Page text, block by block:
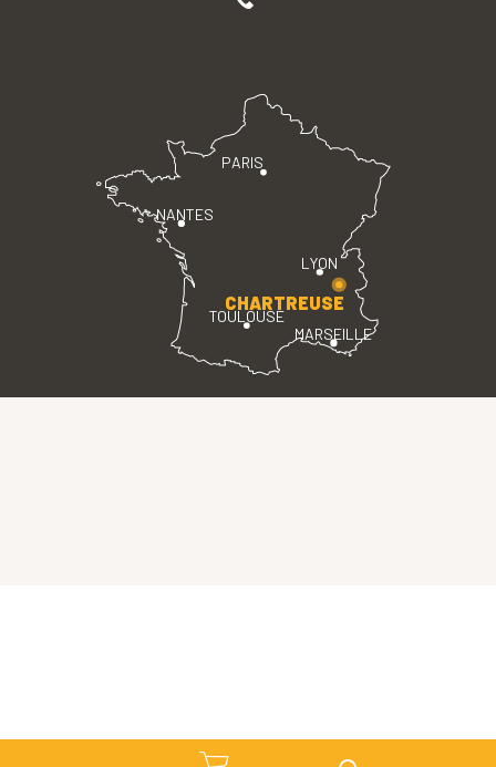
PARIS
LYON
TOULOUSE
MARSEILLE
NANTES
CHARTREUSE